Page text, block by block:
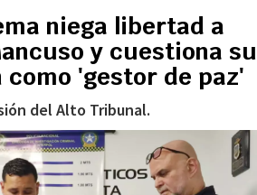
niega libertad a
y cuestiona su
como 'gestor de paz'
del Alto Tribunal.